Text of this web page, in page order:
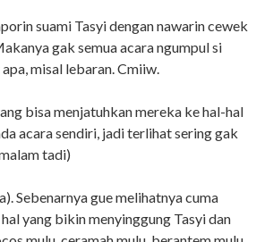
suami Tasyi dengan nawarin cewek
gak semua acara ngumpul si
misal lebaran. Cmiiw.
bisa menjatuhkan mereka ke hal-hal
acara sendiri, jadi terlihat sering gak
tadi)
Sebenarnya gue melihatnya cuma
yang bikin menyinggung Tasyi dan